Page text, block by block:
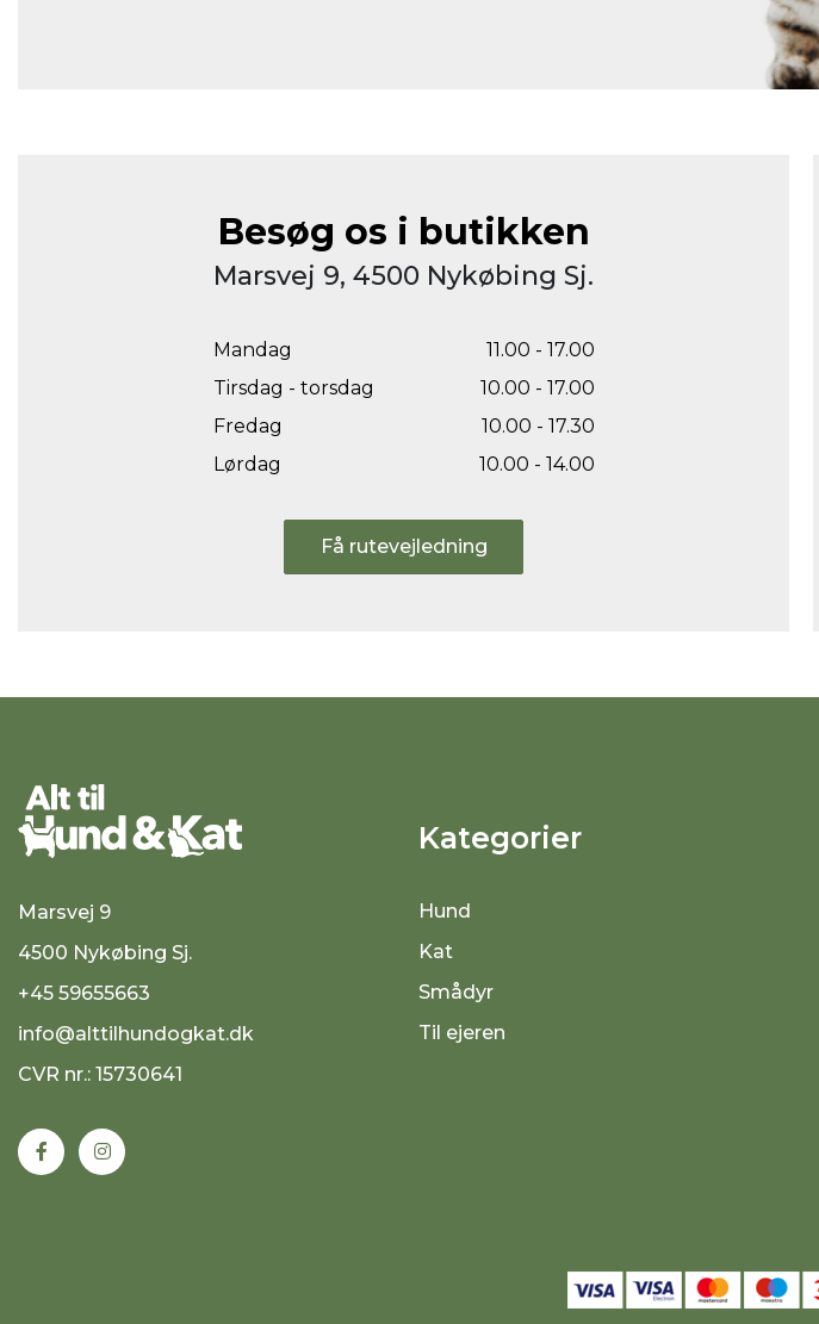
Besøg os i butikken
Marsvej 9, 4500 Nykøbing Sj.
Mandag
11.00 - 17.00
Tirsdag - torsdag
10.00 - 17.00
Fredag
10.00 - 17.30
Lørdag
10.00 - 14.00
Få rutevejledning
Marsvej 9
4500 Nykøbing Sj.
+45 59655663
info@alttilhundogkat.dk
CVR nr.: 15730641
Kategorier
Hund
Kat
Smådyr
Til ejeren